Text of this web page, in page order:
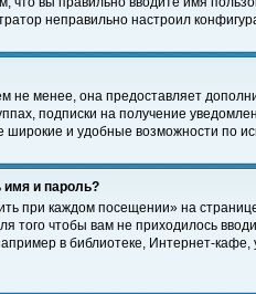
неправильно настроил
не менее, она предоставляет
подписки на получение
широкие и удобные возможности по
имя и пароль?
при каждом посещении» на
того чтобы вам не приходилось
в библиотеке, Интернет-кафе,